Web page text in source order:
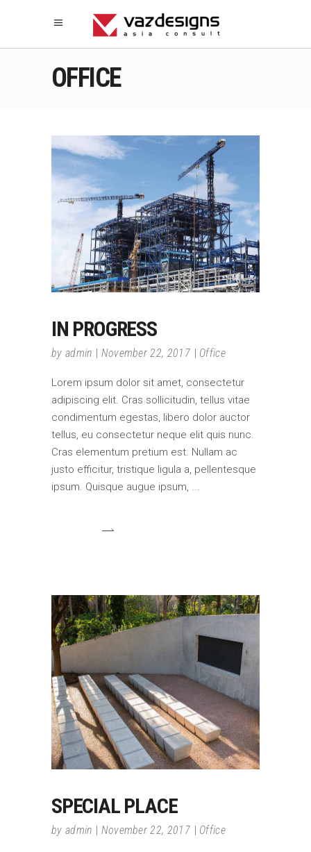
OFFICE
IN PROGRESS
by admin November 22, 2017 Office
Lorem ipsum dolor sit amet, consectetur
adipiscing elit. Cras sollicitudin, tellus vitae
condimentum egestas, libero dolor auctor
tellus, eu consectetur neque elit quis nunc.
Cras elementum pretium est. Nullam ac
justo efficitur, tristique ligula a, pellentesque
ipsum. Quisque augue ipsum,
SPECIAL PLACE
by admin November 22, 2017 Office